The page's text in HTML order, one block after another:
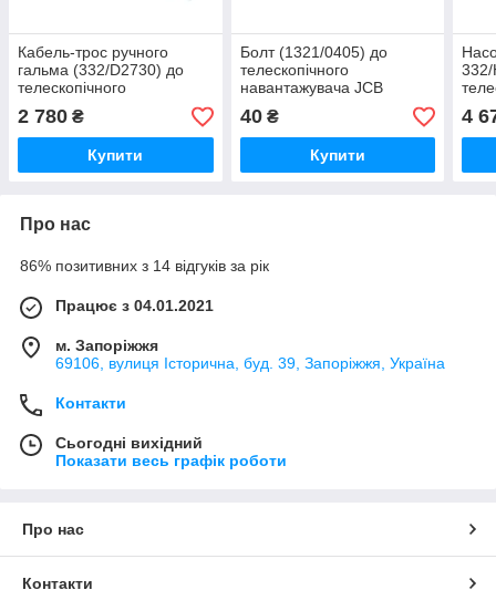
Кабель-трос ручного
гальма (332/D2730) до
телескопічного
навантажувача JCB
2 780 ₴
Купити
Болт (1321/0405) до
телескопічного
навантажувача JCB
40₴
Купити
4
Про нас
86% позитивних з 14 відгуків за рік
Працює з 04.01.2021
м. Запоріжжя
69106, вулиця Історична, буд. 39, Запоріжжя, Україна
Контакти
Сьогодні вихідний
Показати весь графік роботи
Про нас
Контакти